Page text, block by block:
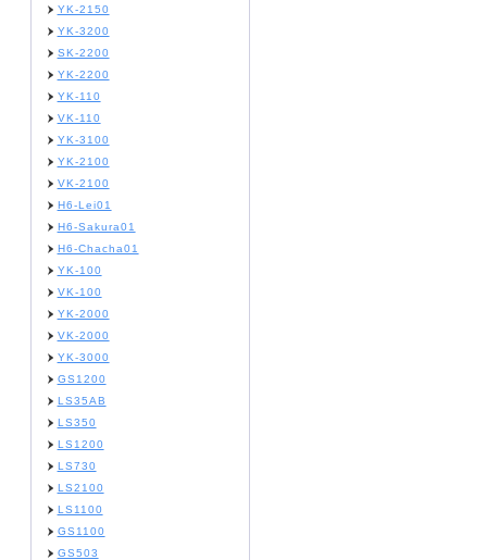
YK-2150
YK-3200
SK-2200
YK-2200
YK-110
VK-110
YK-3100
YK-2100
VK-2100
H6-Lei01
H6-Sakura01
H6-Chacha01
YK-100
VK-100
YK-2000
VK-2000
YK-3000
GS1200
LS35AB
LS350
LS1200
LS730
LS2100
LS1100
GS1100
GS503